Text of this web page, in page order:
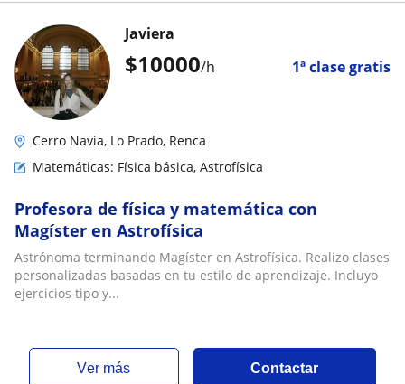
$10000/h 1ª clase gratis
Javiera
Cerro Navia, Lo Prado, Renca
Matemáticas: Física básica, Astrofísica
Profesora de física y matemática con
Magíster en Astrofísica
Astrónoma terminando Magíster en Astrofísica. Realizo clases
personalizadas basadas en tu estilo de aprendizaje. Incluyo
ejercicios tipo y...
ver más Contactar